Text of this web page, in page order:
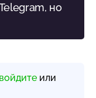
но
войдите или